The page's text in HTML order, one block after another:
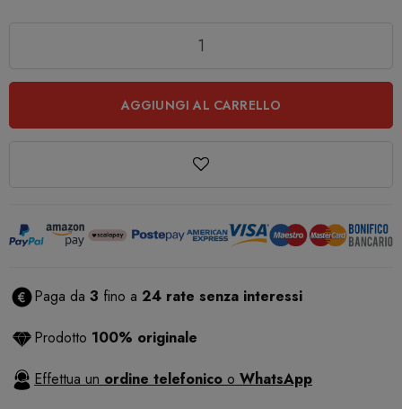
AGGIUNGI AL CARRELLO
Paga da 3 fino a 24 rate senza interessi
Prodotto 100% originale
Effettua un ordine telefonico o WhatsApp